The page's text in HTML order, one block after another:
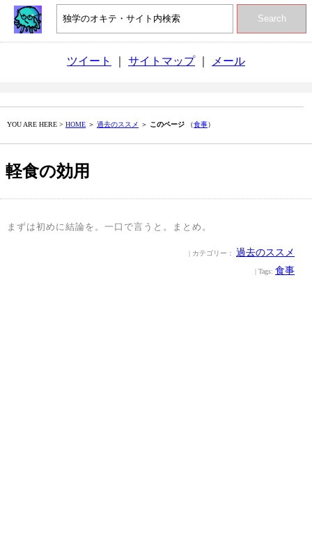
Search
ツイート サイトマップ｜ メール
YOU ARE HERE > HOME ＞ 過去のススメ ＞ このページ （食事）
軽食の効用
まずは初めに結論を。一口で言うと。まとめ。
| カテゴリー： 過去のススメ
| Tags: 食事